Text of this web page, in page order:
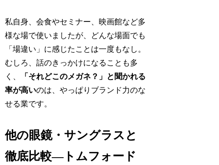
私自身、会食やセミナー、映画館など多
様な場で使いましたが、どんな場面でも
「場違い」に感じたことは一度もなし。
むしろ、話のきっかけになることも多
く、
「それどこのメガネ？」と聞かれる
率が高いのは、やっぱりブランド力のな
せる業です。
他の眼鏡・サングラスと
徹底比較―トムフォード